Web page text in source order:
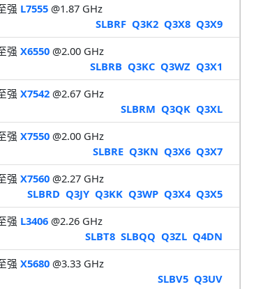
强 L7555@1.87 GHz
SLBRF Q3K2 Q3X8 Q3X9
强 X6550@2.00 GHz
SLBRB Q3KC Q3WZ Q3X1
强 X7542@2.67 GHz
SLBRM Q3QK Q3XL
强 X7550@2.00 GHz
SLBRE Q3KN Q3X6 Q3X7
强 X7560@2.27 GHz
SLBRD Q3JY Q3KK Q3WP Q3X4 Q3X5
强 L3406@2.26 GHz
SLBT8 SLBQQ Q3ZL Q4DN
强 X5680@3.33 GHz
SLBV5 Q3UV